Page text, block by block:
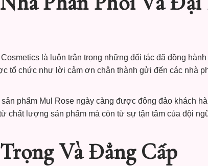
là luôn trân trọng những đối tác đã đồng
tổ chức như lời cảm ơn chân thành gửi đến các nhà
phẩm Mul Rose ngày càng được đông đảo khách
chất lượng sản phẩm mà còn từ sự tận tâm của đội
Và Đẳng Cấp